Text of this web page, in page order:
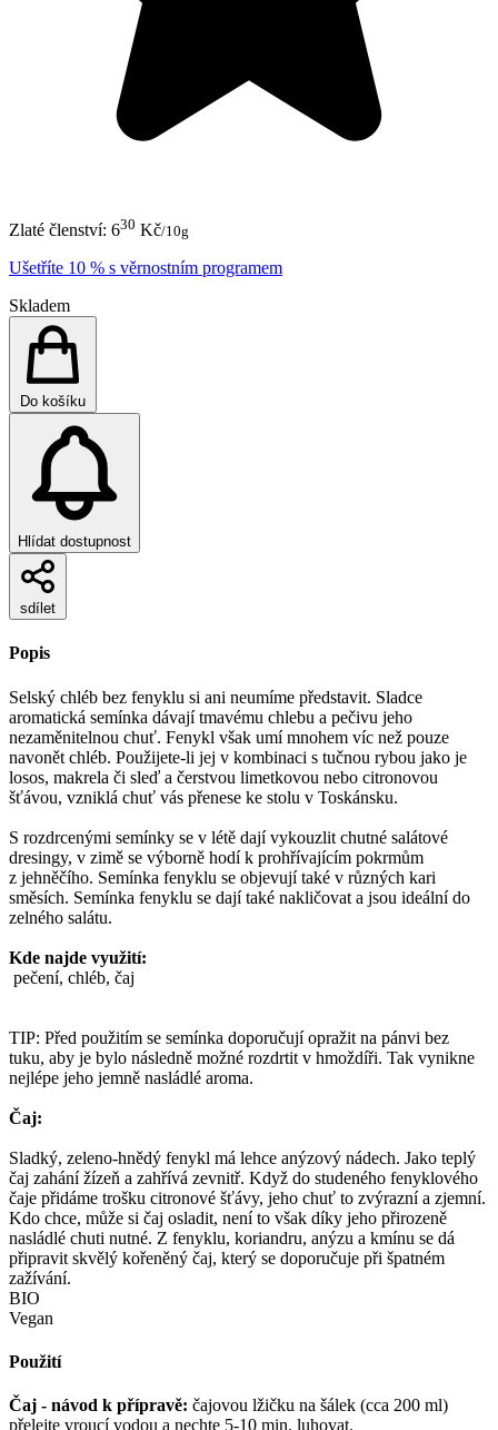
Zlaté členství: 630 Kč/10g
Ušetříte 10 % s věrnostním programem
Skladem
Do košíku
Hlídat dostupnost
sdílet
Popis
Selský chléb bez fenyklu si ani neumíme představit. Sladce
aromatická semínka dávají tmavému chlebu a pečivu jeho
nezaměnitelnou chuť. Fenykl však umí mnohem víc než pouze
navonět chléb. Použijete-li jej v kombinaci s tučnou rybou jako je
losos, makrela či sleď a čerstvou limetkovou nebo citronovou
šťávou, vzniklá chuť vás přenese ke stolu v Toskánsku.
S rozdrcenými semínky se v létě dají vykouzlit chutné salátové
dresingy, v zimě se výborně hodí k prohřívajícím pokrmům
z jehněčího. Semínka fenyklu se objevují také v různých kari
směsích. Semínka fenyklu se dají také nakličovat a jsou ideální do
zelného salátu.
Kde najde využití:
pečení, chléb, čaj
TIP: Před použitím se semínka doporučují opražit na pánvi bez
tuku, aby je bylo následně možné rozdrtit v hmoždíři. Tak vynikne
nejlépe jeho jemně nasládlé aroma.
Čaj:
Sladký, zeleno-hnědý fenykl má lehce anýzový nádech. Jako teplý
čaj zahání žízeň a zahřívá zevnitř. Když do studeného fenyklového
čaje přidáme trošku citronové šťávy, jeho chuť to zvýrazní a zjemní.
Kdo chce, může si čaj osladit, není to však díky jeho přirozeně
nasládlé chuti nutné. Z fenyklu, koriandru, anýzu a kmínu se dá
připravit skvělý kořeněný čaj, který se doporučuje při špatném
zažívání.
BIO
Vegan
Použití
Čaj - návod k přípravě: čajovou lžičku na šálek (cca 200 ml)
přelejte vroucí vodou a nechte 5-10 min. luhovat.